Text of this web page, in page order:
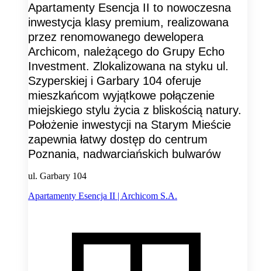
Apartamenty Esencja II to nowoczesna
inwestycja klasy premium, realizowana
przez renomowanego dewelopera
Archicom, należącego do Grupy Echo
Investment. Zlokalizowana na styku ul.
Szyperskiej i Garbary 104 oferuje
mieszkańcom wyjątkowe połączenie
miejskiego stylu życia z bliskością natury.
Położenie inwestycji na Starym Mieście
zapewnia łatwy dostęp do centrum
Poznania, nadwarciańskich bulwarów
ul. Garbary 104
Apartamenty Esencja II | Archicom S.A.